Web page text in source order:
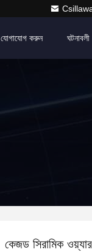
যোগাযোগ করুন ঘটনাবলী
কেজড সিরামিক